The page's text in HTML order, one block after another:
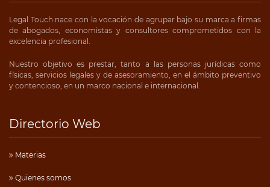
Legal Touch nace con la vocación de agrupar bajo su marca a firmas
de abogados, economistas y consultores comprometidos con la
excelencia profesional.
Nuestro objetivo es prestar, tanto a las personas jurídicas como
físicas, servicios legales y de asesoramiento, en el ámbito preventivo
y contencioso, en un marco nacional e internacional.
Directorio Web
Materias
Quienes somos